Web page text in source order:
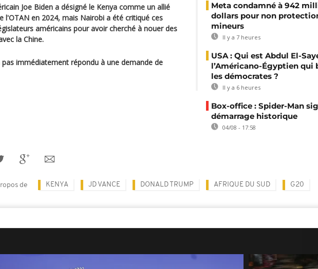
Joe Biden a désigné le Kenya comme un allié
l'OTAN en 2024, mais Nairobi a été critiqué ces
américains pour avoir cherché à nouer des
la Chine.
immédiatement répondu à une demande de
Meta condamné à 942
dollars pour non
mineurs
Il y a 7 heures
USA : Qui est Abdul El-
l’Américano-Égyptien qui
les démocrates ?
Il y a 6 heures
Box-office : Spider-Man
démarrage historique
04/08 - 17:58
de KENYA JD VANCE DONALD TRUMP AFRIQUE DU SUD G20